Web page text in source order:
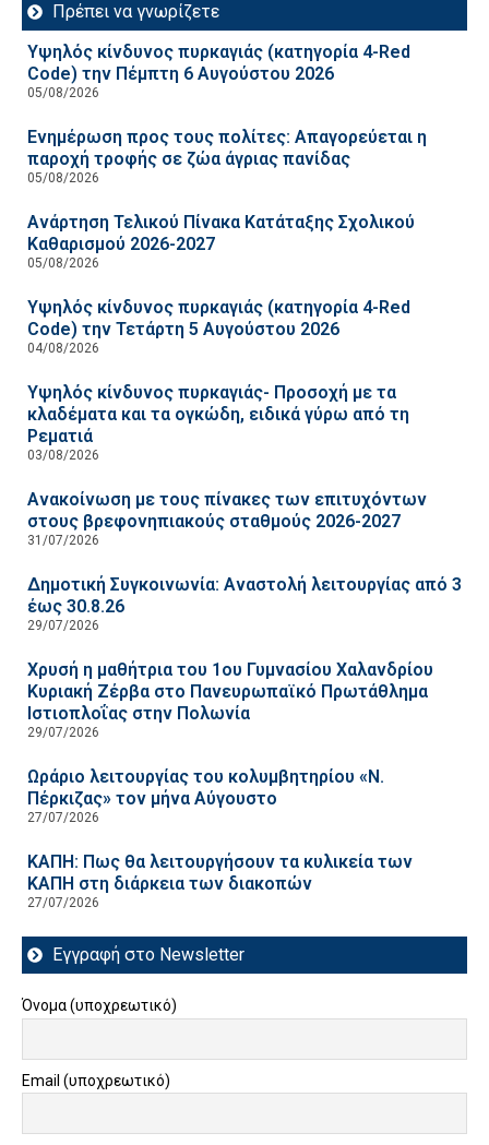
Πρέπει να γνωρίζετε
Υψηλός κίνδυνος πυρκαγιάς (κατηγορία 4-Red
Code) την Πέμπτη 6 Αυγούστου 2026
05/08/2026
Ενημέρωση προς τους πολίτες: Απαγορεύεται η
παροχή τροφής σε ζώα άγριας πανίδας
05/08/2026
Ανάρτηση Τελικού Πίνακα Κατάταξης Σχολικού
Καθαρισμού 2026-2027
05/08/2026
Υψηλός κίνδυνος πυρκαγιάς (κατηγορία 4-Red
Code) την Τετάρτη 5 Αυγούστου 2026
04/08/2026
Υψηλός κίνδυνος πυρκαγιάς- Προσοχή με τα
κλαδέματα και τα ογκώδη, ειδικά γύρω από τη
Ρεματιά
03/08/2026
Ανακοίνωση με τους πίνακες των επιτυχόντων
στους βρεφονηπιακούς σταθμούς 2026-2027
31/07/2026
Δημοτική Συγκοινωνία: Αναστολή λειτουργίας από 3
έως 30.8.26
29/07/2026
Χρυσή η μαθήτρια του 1ου Γυμνασίου Χαλανδρίου
Κυριακή Ζέρβα στο Πανευρωπαϊκό Πρωτάθλημα
Ιστιοπλοΐας στην Πολωνία
29/07/2026
Ωράριο λειτουργίας του κολυμβητηρίου «Ν.
Πέρκιζας» τον μήνα Αύγουστο
27/07/2026
ΚΑΠΗ: Πως θα λειτουργήσουν τα κυλικεία των
ΚΑΠΗ στη διάρκεια των διακοπών
27/07/2026
Εγγραφή στο Newsletter
Όνομα (υποχρεωτικό)
Email (υποχρεωτικό)